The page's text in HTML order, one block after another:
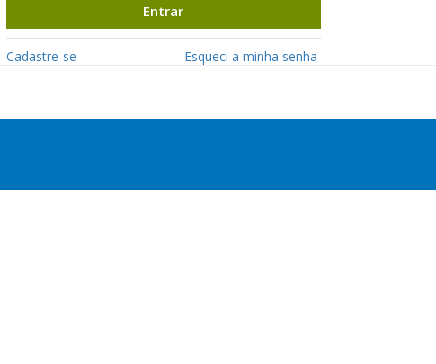
Entrar
Cadastre-se Esqueci a minha senha